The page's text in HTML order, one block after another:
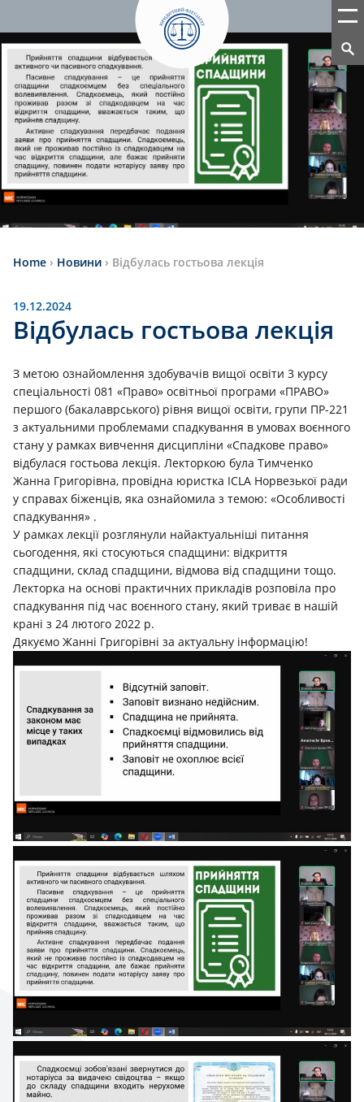
Home › Новини › Відбулась гостьова лекція
19.12.2024
Відбулась гостьова лекція
З метою ознайомлення здобувачів вищої освіти 3 курсу
спеціальності 081 «Право» освітньої програми «ПРАВО»
першого (бакалаврського) рівня вищої освіти, групи ПР-221
з актуальними проблемами спадкування в умовах воєнного
стану у рамках вивчення дисципліни «Спадкове право»
відбулася гостьова лекція. Лекторкою була Тимченко
Жанна Григорівна, провідна юристка ICLA Норвезької ради
у справах біженців, яка ознайомила з темою: «Особливості
спадкування» .
У рамках лекції розглянули найактуальніші питання
сьогодення, які стосуються спадщини: відкриття
спадщини, склад спадщини, відмова від спадщини тощо.
Лекторка на основі практичних прикладів розповіла про
спадкування під час воєнного стану, який триває в нашій
крані з 24 лютого 2022 р.
Дякуємо Жанні Григорівні за актуальну інформацію!